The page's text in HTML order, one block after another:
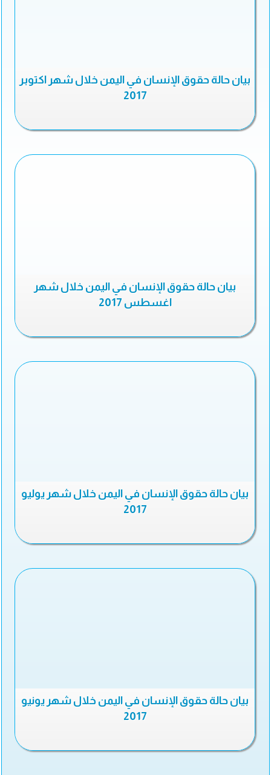
بيان حالة حقوق الإنسان في اليمن خلال شهر اكتوبر
2017
بيان حالة حقوق الإنسان في اليمن خلال شهر
اغسطس 2017
بيان حالة حقوق الإنسان في اليمن خلال شهر يوليو
2017
بيان حالة حقوق الإنسان في اليمن خلال شهر يونيو
2017